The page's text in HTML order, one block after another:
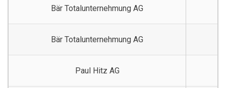
Bär Totalunternehmung AG
Bär Totalunternehmung AG
Paul Hitz AG